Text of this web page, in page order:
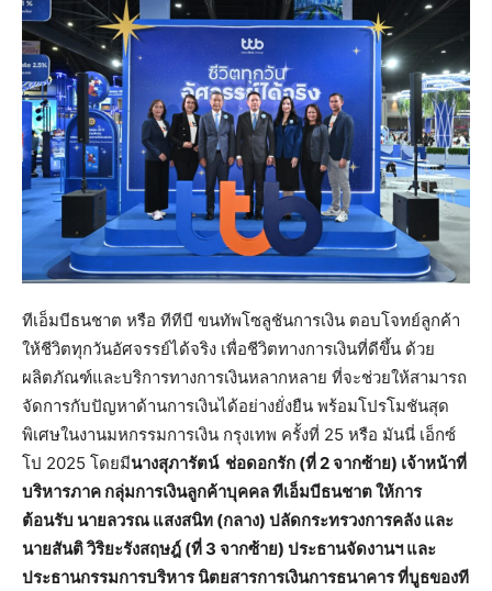
ทีเอ็มบีธนชาต หรือ ทีทีบี ขนทัพโซลูชันการเงิน ตอบโจทย์ลูกค้า
ให้ชีวิตทุกวันอัศจรรย์ได้จริง เพื่อชีวิตทางการเงินที่ดีขึ้น ด้วย
ผลิตภัณฑ์และบริการทางการเงินหลากหลาย ที่จะช่วยให้สามารถ
จัดการกับปัญหาด้านการเงินได้อย่างยั่งยืน พร้อมโปรโมชันสุด
พิเศษในงานมหกรรมการเงิน กรุงเทพ ครั้งที่ 25 หรือ มันนี่ เอ็กซ์
โป 2025 โดยมีนางสุภารัตน์ ช่อดอกรัก (ที่ 2 จากซ้าย) เจ้าหน้าที่
บริหารภาค กลุ่มการเงินลูกค้าบุคคล ทีเอ็มบีธนชาต ให้การ
ต้อนรับ นายลวรณ แสงสนิท (กลาง) ปลัดกระทรวงการคลัง และ
นายสันติ วิริยะรังสฤษฎ์ (ที่ 3 จากซ้าย) ประธานจัดงานฯ และ
ประธานกรรมการบริหาร นิตยสารการเงินการธนาคาร ที่บูธของที